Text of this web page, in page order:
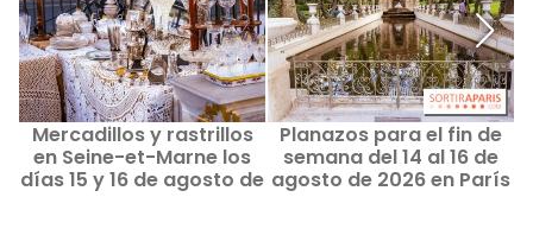
Mercadillos y rastrillos
en Seine-et-Marne los
días 15 y 16 de agosto de
Planazos para el fin de
semana del 14 al 16 de
agosto de 2026 en París